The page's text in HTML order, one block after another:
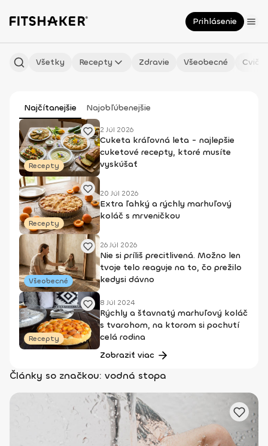
Prihlásenie
Všetky Recepty Zdravie Všeobecné
Najčítanejšie Najobľúbenejšie
Recepty
2 Júl 2026
Cuketa kráľovná leta - najlepšie
cuketové recepty, ktoré musíte
vyskúšať
Recepty
20 Júl 2026
Extra ľahký a rýchly marhuľový
koláč s mrveničkou
Všeobecné
26 Júl 2026
Nie si príliš precitlivená. Možno len
tvoje telo reaguje na to, čo prežilo
kedysi dávno
Recepty
8 Júl 2024
Rýchly a šťavnatý marhuľový koláč
s tvarohom, na ktorom si pochutí
celá rodina
Zobraziť viac
Články so značkou: vodná stopa